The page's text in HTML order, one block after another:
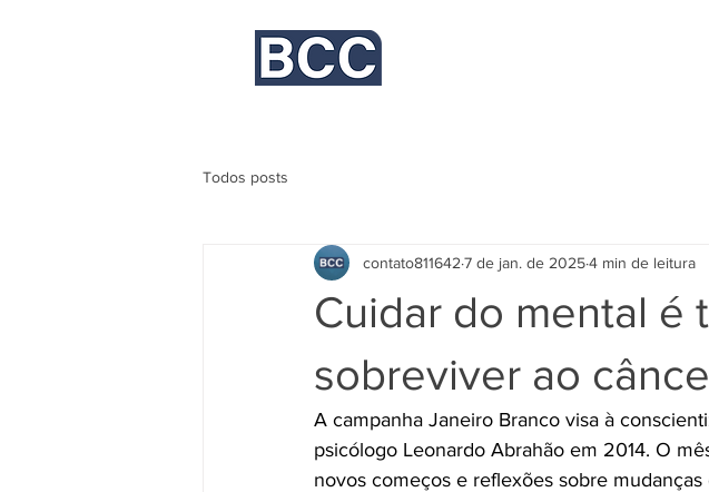
Todos posts
Cuidar do mental é
sobreviver ao
contato811642 7 de jan. de 20254 min de leitura
A campanha Janeiro Branco visa à
psicólogo Leonardo Abrahão em 2014. O
novos começos e reflexões sobre